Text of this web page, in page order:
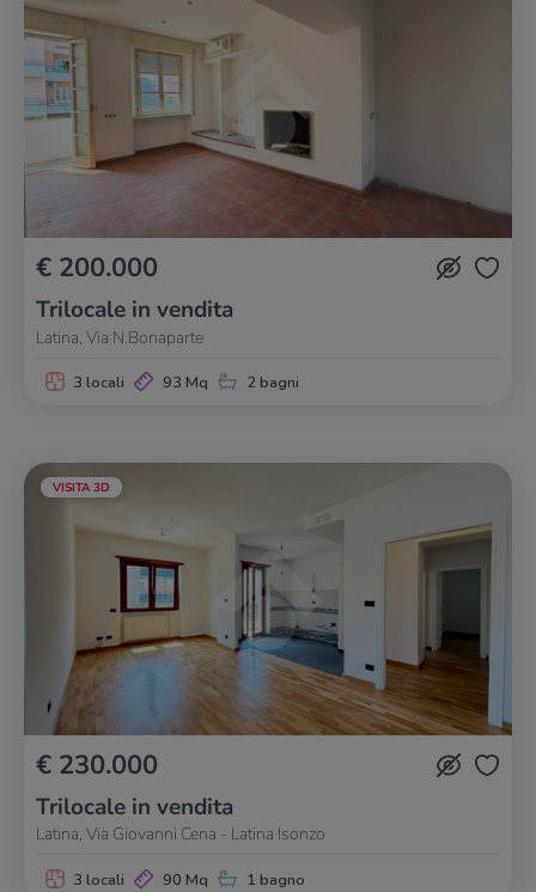
€ 200.000
Trilocale in vendita
Latina, Via N.Bonaparte
3 locali 93 Mq 2 bagni
VISITA 3D
€ 230.000
Trilocale in vendita
Latina, Via Giovanni Cena - Latina Isonzo
3 locali 90 Mq 1 bagno